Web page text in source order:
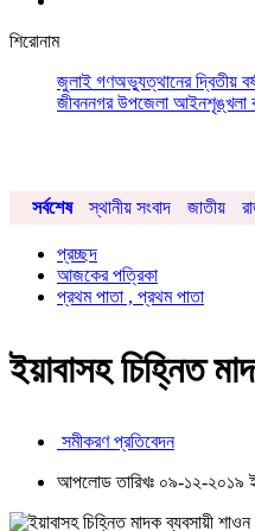
শিরোনাম
জুলাই গণঅভ্যুত্থানের দ্বিতীয়
জীবননগর উপজেলা আইনশৃঙ্খলা
সর্বশেষ স্থানীয় সংবাদ জাতীয়
প্রচ্ছদ
আজকের পত্রিকা
প্রথম পাতা , প্রথম পাতা
ইয়াবাসহ চিহ্নিত
সমীকরণ প্রতিবেদন
আপলোড তারিখঃ ০৯-১২-২০১৯